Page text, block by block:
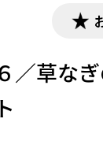
／草な